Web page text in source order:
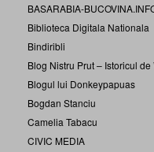
BASARABIA-
Biblioteca Digitala Nationala
Bindiribli
Blog Nistru Prut – Istoricul de
Blogul lui Donkeypapuas
Bogdan Stanciu
Camelia Tabacu
CIVIC MEDIA